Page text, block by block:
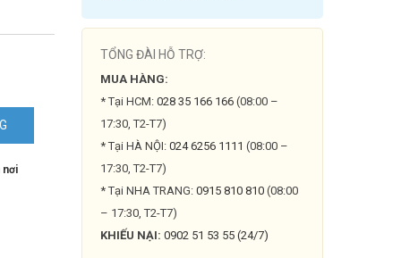
nơi
TỔNG ĐÀI HỖ TRỢ:
MUA HÀNG:
* Tại HCM: 028 35 166 166 (08:00 –
17:30, T2-T7)
* Tại HÀ NỘI: 024 6256 1111 (08:00 –
17:30, T2-T7)
* Tại NHA TRANG: 0915 810 810 (08:00
– 17:30, T2-T7)
KHIẾU NẠI: 0902 51 53 55 (24/7)